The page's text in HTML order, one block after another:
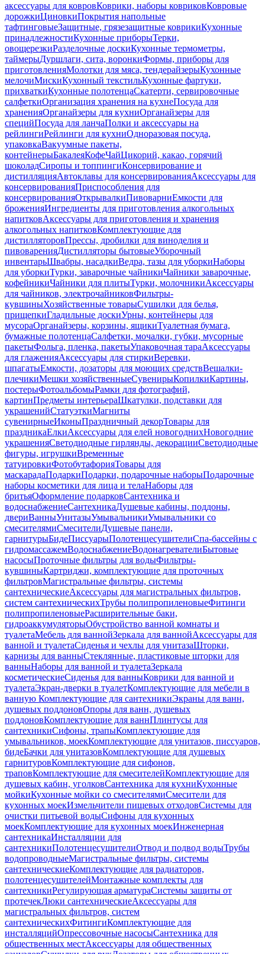
аксессуары для ковровКоврики, наборы ковриковКовровые
дорожкиЦиновкиПокрытия напольные
тафтинговыеЗащитные, грязезащитные коврикиКухонные
принадлежностиКухонные приборыТерки,
овощерезкиРазделочные доскиКухонные термометры,
таймерыДуршлаги, сита, воронкиФормы, приборы для
приготовленияМолотки для мяса, тендерайзерыКухонные
мелочиМискиКухонный текстильКухонные фартуки,
прихваткиКухонные полотенцаСкатерти, сервировочные
салфеткиОрганизация хранения на кухнеПосуда для
храненияОрганайзеры для кухниОрганайзеры для
специйПосуда для ланчаПолки и аксессуары на
рейлингиРейлинги для кухниОдноразовая посуда,
упаковкаВакуумные пакеты,
контейнерыБакалеяКофеЧайЦикорий, какао, горячий
шоколадСиропы и топпингиКонсервирование и
дистилляцияАвтоклавы для консервированияАксессуары для
консервированияПриспособления для
консервированияОткрывалкиПивоварниЕмкости для
броженияИнгредиенты для приготовления алкогольных
напитковАксессуары для приготовления и хранения
алкогольных напитковКомплектующие для
дистилляторовПрессы, дробилки для виноделия и
пивоваренияДистилляторы бытовыеУборочный
инвентарьШвабры, насадкиВедра, тазы для уборкиНаборы
для уборкиТурки, заварочные чайникиЧайники заварочные,
кофейникиЧайники для плитыТурки, молочникиАксессуары
для чайников, электрочайниковФильтры-
кувшиныХозяйственные товарыСушилки для белья,
прищепкиГладильные доскиУрны, контейнеры для
мусораОрганайзеры, корзины, ящикиТуалетная бумага,
бумажные полотенцаСалфетки, мочалки, губки, мусорные
пакетыФольга, пленка, пакетыУпаковочная тараАксессуары
для глаженияАксессуары для стиркиВеревки,
шпагатыЕмкости, дозаторы для моющих средствВешалки-
плечикиМешки хозяйственныеСувенирыКопилкиКартины,
постерыФотоальбомыРамки для фотографий,
картинПредметы интерьераШкатулки, подставки для
украшенийСтатуэткиМагниты
сувенирныеИконыПраздничный декорТовары для
праздникаЕлкиАксессуары для елей новогоднихНовогодние
украшенияСветодиодные гирлянды, декорацииСветодиодные
фигуры, игрушкиВременные
татуировкиФотобутафорияТовары для
маскарадаПодаркиПодарки, подарочные наборыПодарочные
наборы косметики для лица и телаНаборы для
бритьяОформление подарковСантехника и
водоснабжениеСантехникаДушевые кабины, поддоны,
двериВанныУнитазыУмывальникиУмывальники со
смесителямиСмесителиДушевые панели,
гарнитурыБидеПиссуарыПолотенцесушителиСпа-бассейны с
гидромассажемВодоснабжениеВодонагревателиБытовые
насосыПроточные фильтры для водыФильтры-
кувшиныКартриджи, комплектующие для проточных
фильтровМагистральные фильтры, системы
сантехническиеАксессуары для магистральных фильтров,
систем сантехническихТрубы полипропиленовыеФитинги
полипропиленовыеРасширительные баки,
гидроаккумуляторыОбустройство ванной комнаты и
туалетаМебель для ваннойЗеркала для ваннойАксессуары для
ванной и туалетаСиденья и чехлы для унитазаШторки,
карнизы для ванныСтеклянные, пластиковые шторки для
ванныНаборы для ванной и туалетаЗеркала
косметическиеСиденья для ванныКоврики для ванной и
туалетаЭкран-дверки в туалетКомплектующие для мебели в
ванную Комплектующие для сантехникиЭкраны для ванн,
душевых поддоновОпоры для ванн, душевых
поддоновКомплектующие для ваннПлинтусы для
сантехникиСифоны, трапыКомплектующие для
умывальников, моекКомплектующие для унитазов, писсуаров,
бидеБачки для унитазовКомплектующие для душевых
гарнитуровКомплектующие для сифонов,
траповКомплектующие для смесителейКомплектующие для
душевых кабин, уголковСантехника для кухниКухонные
мойкиКухонные мойки со смесителямиСмесители для
кухонных моекИзмельчители пищевых отходовСистемы для
очистки питьевой водыСифоны для кухонных
моекКомплектующие для кухонных моекИнженерная
сантехникаИнсталляции для
сантехникиПолотенцесушителиОтвод и подвод водыТрубы
водопроводныеМагистральные фильтры, системы
сантехническиеКомплектующие для радиаторов,
полотенцесушителейМонтажные комплекты для
сантехникиРегулирующая арматураСистемы защиты от
протечекЛюки сантехническиеАксессуары для
магистральных фильтров, систем
сантехническихФитингиКомплектующие для
инсталляцийОпрессовочные насосыСантехника для
общественных местАксессуары для общественных